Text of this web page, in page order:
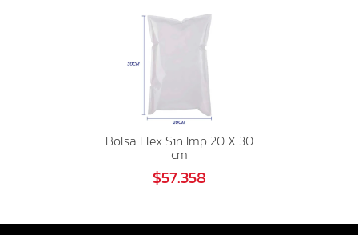
Bolsa Flex Sin Imp 20 X 30
cm
$57.358